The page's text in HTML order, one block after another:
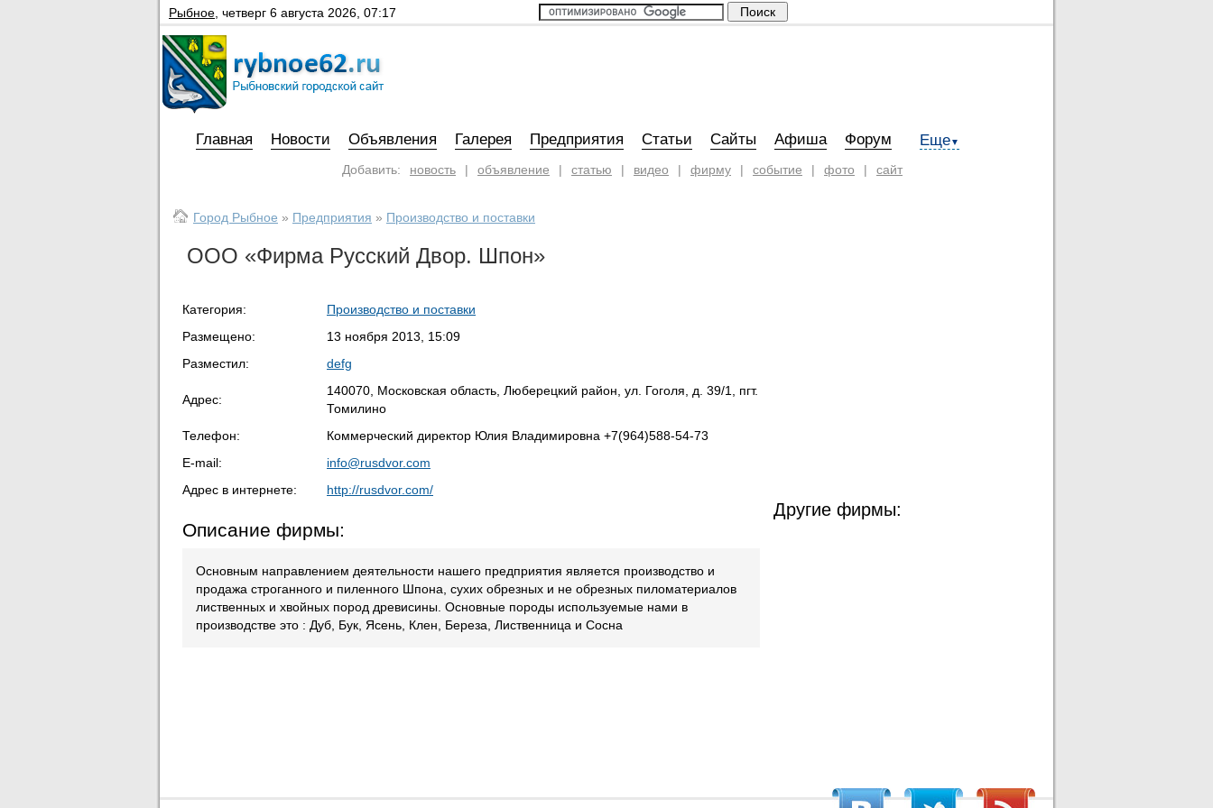
Рыбное четверг 6 августа 2026, 07:17
Главная Новости Объявления Галерея Предприятия Статьи Сайты Афиша Форум Еще▼
Добавить: новость | объявление | статью | видео | фирму | событие | фото | сайт
Город Рыбное » Предприятия » Производство и поставки
ООО «Фирма Русский Двор. Шпон»
Категория:
Производство и поставки
Размещено:
13 ноября 2013, 15:09
Разместил:
defg
Адрес:
140070, Московская область, Люберецкий район, ул. Гоголя, д. 39/1, пгт.
Томилино
Телефон:
Коммерческий директор Юлия Владимировна +7(964)588-54-73
E-mail:
info@rusdvor.com
Адрес в интернете:
http://rusdvor.com/
Описание фирмы:
Основным направлением деятельности нашего предприятия является производство и
продажа строганного и пиленного Шпона, сухих обрезных и не обрезных пиломатериалов
лиственных и хвойных пород древисины. Основные породы используемые нами в
производстве это : Дуб, Бук, Ясень, Клен, Береза, Лиственница и Сосна
Другие фирмы: